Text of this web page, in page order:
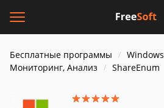
Бесплатные программы Windows
Мониторинг, Анализ
ShareEnum